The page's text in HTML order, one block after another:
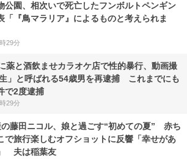
公園、相次いで死亡したフンボルトペンギン
「『鳥マラリア』によるものと考えられま
29分
薬と酒飲ませカラオケ店で性的暴行、動画撮
」と呼ばれる54歳男を再逮捕 これまでにも
で2度逮捕
29分
藤田ニコル、娘と過ごす“初めての夏” 赤ち
で旅行楽しむオフショットに反響「幸せがあ
夫は稲葉友